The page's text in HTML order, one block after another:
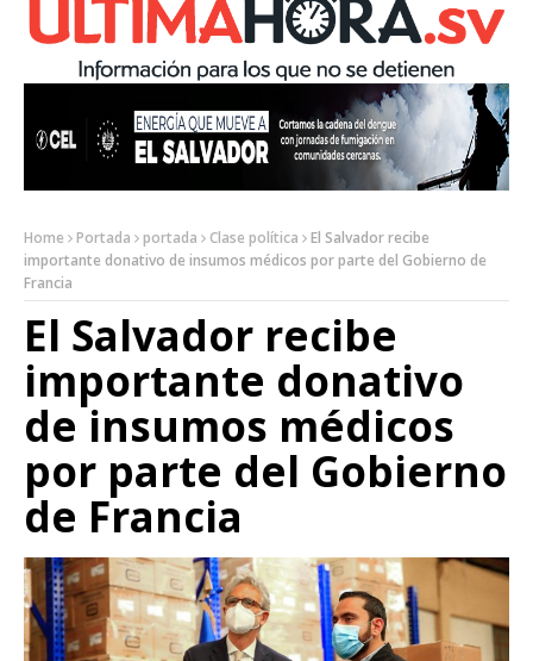
Home Portada portada Clase política
El Salvador recibe
importante donativo de insumos médicos por parte del Gobierno de
Francia
El Salvador recibe
importante donativo
de insumos médicos
por parte del Gobierno
de Francia